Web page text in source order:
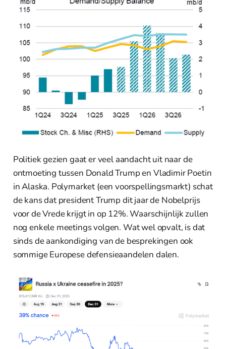
Politiek gezien gaat er veel aandacht uit naar de
ontmoeting tussen Donald Trump en Vladimir Poetin
in Alaska. Polymarket (een voorspellingsmarkt) schat
de kans dat president Trump dit jaar de Nobelprijs
voor de Vrede krijgt in op 12%. Waarschijnlijk zullen
nog enkele meetings volgen. Wat wel opvalt, is dat
sinds de aankondiging van de besprekingen ook
sommige Europese defensieaandelen dalen.